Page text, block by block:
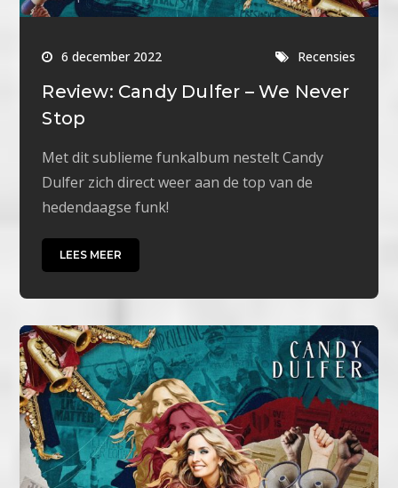
6 december 2022 Recensies
Review: Candy Dulfer – We Never
Stop
Met dit sublieme funkalbum nestelt Candy
Dulfer zich direct weer aan de top van de
hedendaagse funk!
LEES MEER